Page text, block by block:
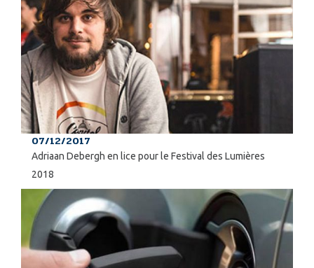
07/12/2017
Adriaan Debergh en lice pour le Festival des Lumières
2018